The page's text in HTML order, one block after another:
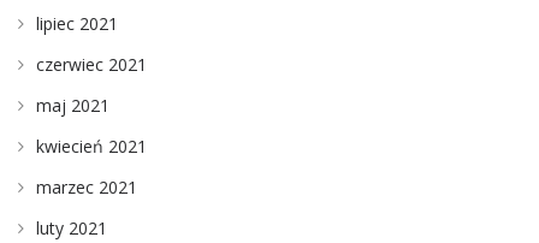
lipiec 2021
czerwiec 2021
maj 2021
kwiecień 2021
marzec 2021
luty 2021